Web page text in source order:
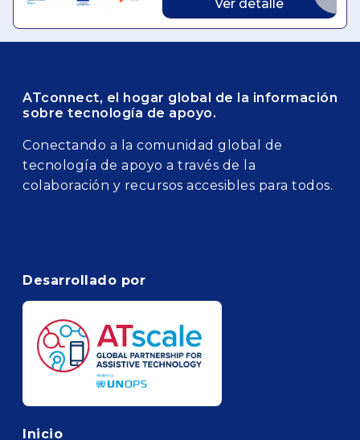
Ver detalle
ATconnect, el hogar global de la información
sobre tecnología de apoyo.
Conectando a la comunidad global de
tecnología de apoyo a través de la
colaboración y recursos accesibles para todos.
Desarrollado por
Footer
Inicio